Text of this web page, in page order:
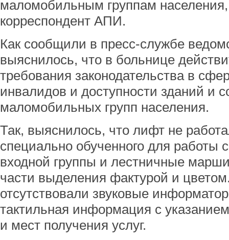
маломобильным группам
корреспондент АПИ.
Как сообщили в пресс-службе
выяснилось, что в больнице
требования законодательства в
инвалидов и доступности зданий и
маломобильных групп населения.
Так, выяснилось, что лифт не
специально обученного для работы
входной группы и лестничные
части выделения фактурой и
отсутствовали звуковые
тактильная информация с
и мест получения услуг.